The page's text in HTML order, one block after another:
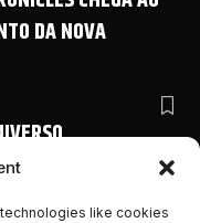
like cookies
DA NOVA
E DETALHES
2026